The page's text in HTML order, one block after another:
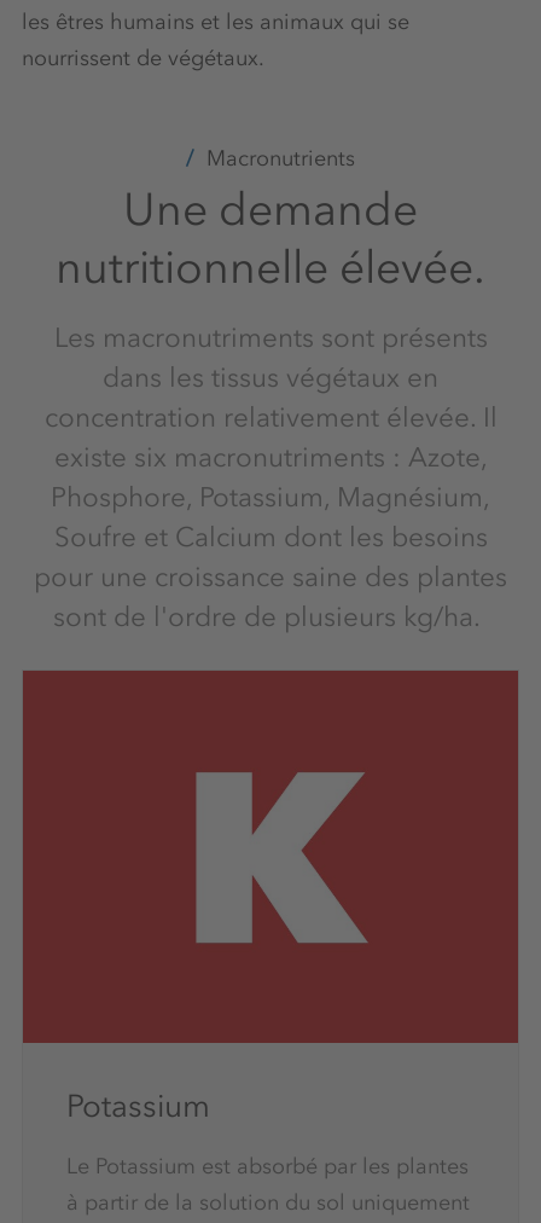
les êtres humains et les animaux qui se
nourrissent de végétaux.
Macronutrients
Une demande
nutritionnelle élevée.
Les macronutriments sont présents
dans les tissus végétaux en
concentration relativement élevée. Il
existe six macronutriments : Azote,
Phosphore, Potassium, Magnésium,
Soufre et Calcium dont les besoins
pour une croissance saine des plantes
sont de l'ordre de plusieurs kg/ha.
Potassium
Le Potassium est absorbé par les plantes
à partir de la solution du sol uniquement